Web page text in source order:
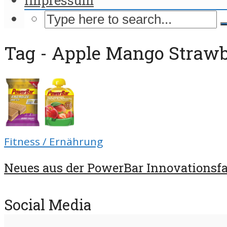
Tag - Apple Mango
Fitness / Ernährung
Neues aus der PowerBar
Social Media